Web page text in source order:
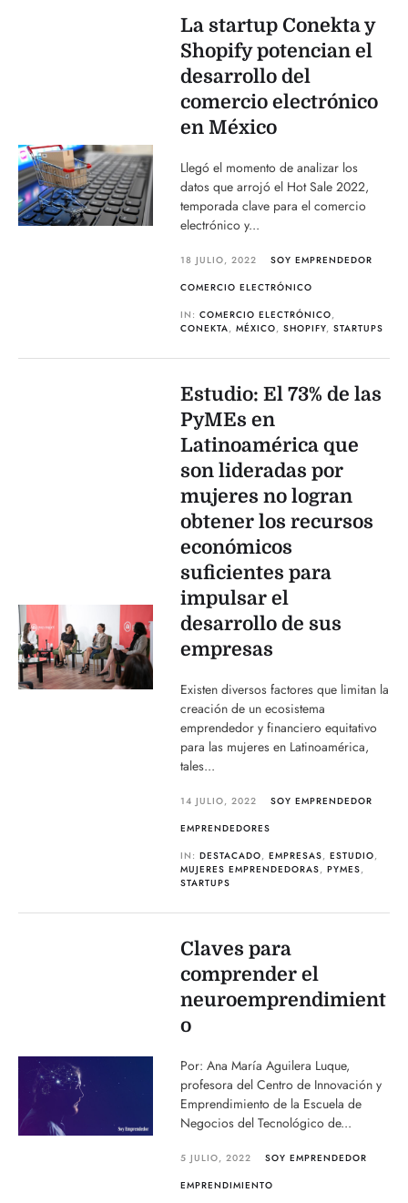
La startup Conekta y
Shopify potencian el
desarrollo del
comercio electrónico
en México
Llegó el momento de analizar los
datos que arrojó el Hot Sale 2022,
temporada clave para el comercio
electrónico y...
18 JULIO, 2022
SOY EMPRENDEDOR
COMERCIO ELECTRÓNICO
IN:COMERCIO ELECTRÓNICO,
CONEKTA,MÉXICO,SHOPIFY,STARTUPS
Estudio: El 73% de las
PyMEs en
Latinoamérica que
son lideradas por
mujeres no logran
obtener los recursos
económicos
suficientes para
impulsar el
desarrollo de sus
empresas
Existen diversos factores que limitan la
creación de un ecosistema
emprendedor y financiero equitativo
para las mujeres en Latinoamérica,
tales...
14 JULIO, 2022
SOY EMPRENDEDOR
EMPRENDEDORES
IN:DESTACADO,EMPRESAS,ESTUDIO,
MUJERES EMPRENDEDORAS,PYMES,
STARTUPS
Claves para
comprender el
neuroemprendimient
o
Por: Ana María Aguilera Luque,
profesora del Centro de Innovación y
Emprendimiento de la Escuela de
Negocios del Tecnológico de...
5 JULIO, 2022
SOY EMPRENDEDOR
EMPRENDIMIENTO